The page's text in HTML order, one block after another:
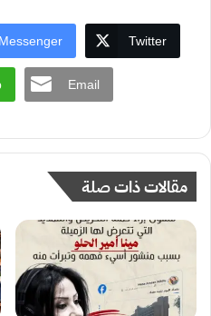
Messenger Twitter
Email
مقالات ذات صلة